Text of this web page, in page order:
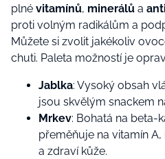
plné vitamínů, minerálů a
proti volným radikálům a
Můžete si zvolit jakékoliv
chuti. Paleta možností je
Jablka: Vysoký obsah
jsou skvělým snackem
Mrkev: Bohatá na beta-
přeměňuje na vitamín
a zdraví kůže.